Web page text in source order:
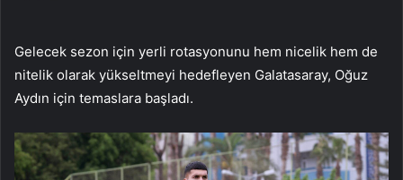
Gelecek sezon için yerli rotasyonunu hem nicelik hem de
nitelik olarak yükseltmeyi hedefleyen Galatasaray, Oğuz
Aydın için temaslara başladı.